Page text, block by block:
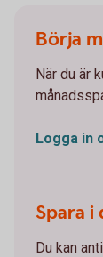
Börja
När du är
Logga in
Spara
Du kan